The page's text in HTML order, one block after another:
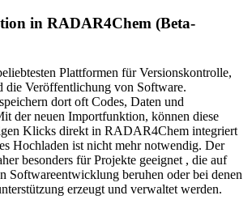
in RADAR4Chem (Beta-
Plattformen für Versionskontrolle,
die Veröffentlichung von Software.
dort oft Codes, Daten und
der neuen Importfunktion, können diese
Klicks direkt in RADAR4Chem integriert
Hochladen ist nicht mehr notwendig. Der
besonders für Projekte geeignet , die auf
Softwareentwicklung beruhen oder bei denen
erzeugt und verwaltet werden.